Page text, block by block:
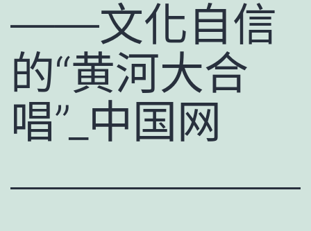
——文化自信
的“黄河大合
唱”_中国网